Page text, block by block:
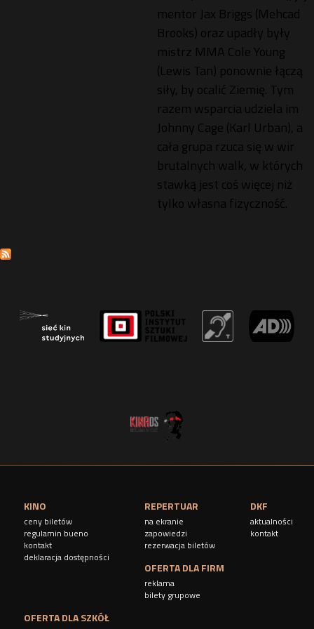
mentor Jax Briggs (Mehcad
Brooks) oraz upadły były
mistrz MMA Cole Young
(Lewis Tan) ponownie łączą
siły, by ocalić Ziemię. Tym
razem wsparcia udziela im
Johnny Cage (Karl Urban), a
cała grupa rzuca się w wir
brutalnych walk, w których
stawką jest coś więcej niż
tylko własna fizyczność.
KINO
ceny biletów
regulamin bueno
kontakt
deklaracja dostępności
REPERTUAR
na ekranie
zapowiedzi
rezerwacja biletów
DKF
aktualności
kontakt
OFERTA DLA FIRM
reklama
bilety grupowe
OFERTA DLA SZKÓŁ